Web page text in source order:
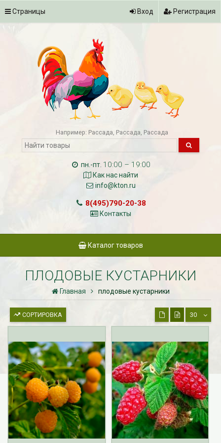
Страницы Вход Регистрация
Например: Рассада Рассада Рассада
пн.-пт. 10:00 – 19:00
Как нас найти
info@kton.ru
8(495)790-20-38
Контакты
Каталог товаров
ПЛОДОВЫЕ КУСТАРНИКИ
Главная плодовые кустарники
СОРТИРОВКА 30